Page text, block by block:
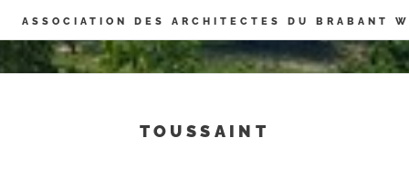
Panneau de gestion des cookies
ASSOCIATION DES ARCHITECTES DU BRABANT
TOUSSAINT